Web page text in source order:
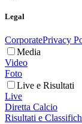
Legal
CorporatePrivacy
Media
Video
Foto
Live e Risultati
Live
Diretta Calcio
Risultati e